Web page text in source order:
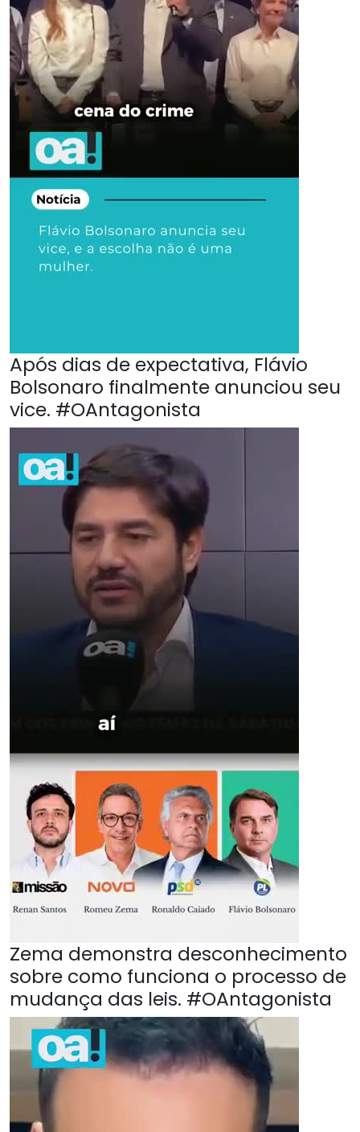
Após dias de expectativa, Flávio
Bolsonaro finalmente anunciou seu
vice. #OAntagonista
Zema demonstra desconhecimento
sobre como funciona o processo de
mudança das leis. #OAntagonista